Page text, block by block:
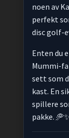
noen av
perfekt
disc golf-
Enten du
Mummi-
sett som
kast. En
spillere
pakke.